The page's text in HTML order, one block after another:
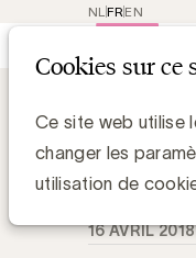
EN
FR
NL
Kris
Simone
16 AVRIL 2018
Cookies sur ce
Ce site web utilise
changer les
utilisation de